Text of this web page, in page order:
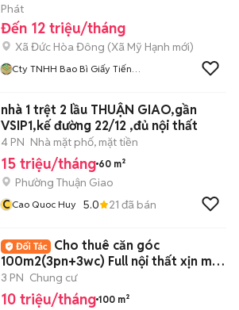
Phát
Đến 12 triệu/tháng
Xã Đức Hòa Đông (Xã Mỹ Hạnh mới)
Cty TNHH Bao Bì Giấy Tiến
nhà 1 trệt 2 lầu THUẬN GIAO,gần
VSIP1,kế đường 22/12 ,đủ nội thất
4 PN Nhà mặt phố, mặt tiền
15 triệu/tháng 60 m²
Phường Thuận Giao
CCao Quoc Huy 5.0 21 đã bán
Cho thuê căn góc
100m2(3pn+3wc) Full nội thất xịn mịn
đầy đủ .
3 PN Chung cư
10 triệu/tháng 100 m²